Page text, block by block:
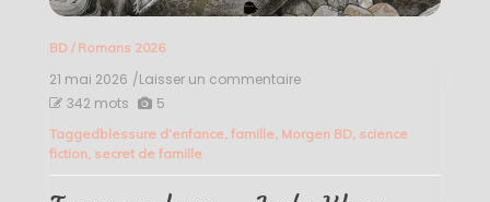
BD/ Romans 2026
21 mai 2026 /Laisser un commentaireon
lune
Khoo
342 mots 5
Taggedblessure d’enfance, famille, Morgen BD, science
fiction, secret de famille